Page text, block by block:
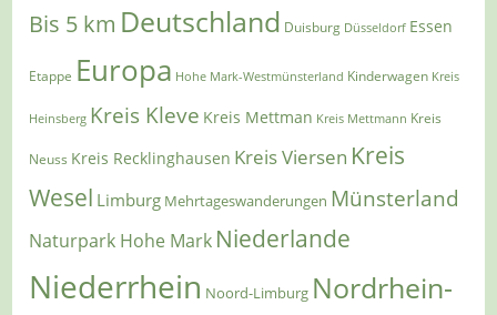
Bis 5 km Deutschland Duisburg Düsseldorf Essen
Etappe Europa Hohe Mark-Westmünsterland Kinderwagen Kreis
Heinsberg Kreis Kleve Kreis Mettman Kreis Mettmann Kreis
Neuss Kreis Recklinghausen Kreis Viersen Kreis
Wesel Limburg Mehrtageswanderungen Münsterland
Naturpark Hohe Mark Niederlande
Niederrhein Noord-Limburg Nordrhein-